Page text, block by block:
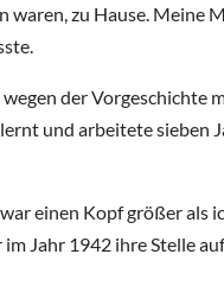
waren, zu Hause. Meine
der Vorgeschichte
und arbeitete sieben
einen Kopf größer als
Jahr 1942 ihre Stelle